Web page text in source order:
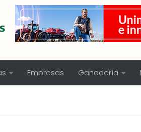
Empresas Ganadería